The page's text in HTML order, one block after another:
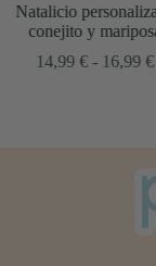
Natalicio
14,99€ -